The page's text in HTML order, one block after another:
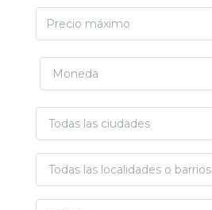
Moneda
Todas las ciudades
Todas las localidades o barrios